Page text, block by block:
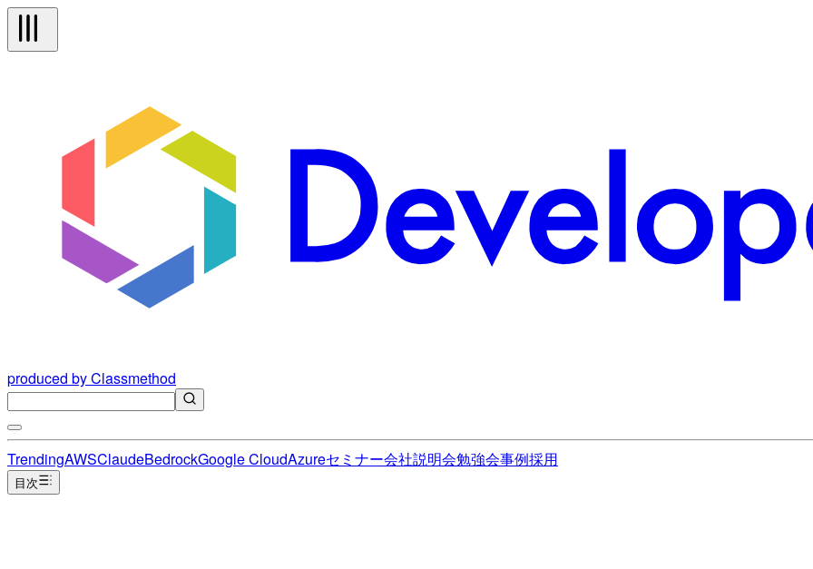
produced by Classmethod
TrendingAWSClaudeBedrockGoogle CloudAzureセミナー会社説明会勉強会事例採用
目次